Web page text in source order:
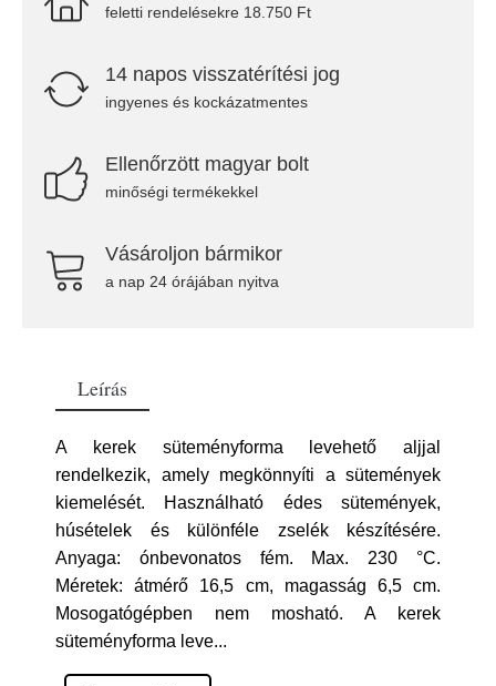
feletti rendelésekre 18.750 Ft
14 napos visszatérítési jog
ingyenes és kockázatmentes
Ellenőrzött magyar bolt
minőségi termékekkel
Vásároljon bármikor
a nap 24 órájában nyitva
Leírás
A kerek süteményforma levehető aljjal
rendelkezik, amely megkönnyíti a sütemények
kiemelését. Használható édes sütemények,
húsételek és különféle zselék készítésére.
Anyaga: ónbevonatos fém. Max. 230 °C.
Méretek: átmérő 16,5 cm, magasság 6,5 cm.
Mosogatógépben nem mosható. A kerek
süteményforma leve...